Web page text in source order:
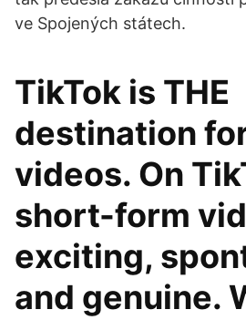
ve Spojených státech.
TikTok is THE
destination
videos. On
short-form
exciting,
and genuine.